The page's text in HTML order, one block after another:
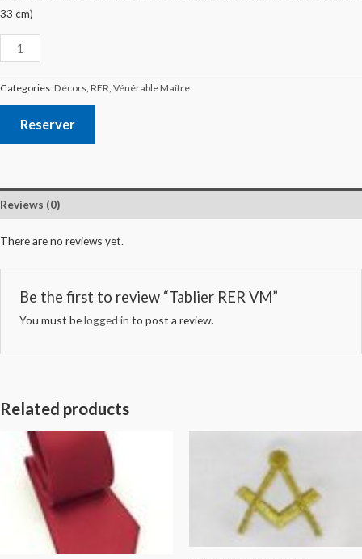
33 cm)
Categories:Décors, RER, Vénérable Maître
Reserver
Reviews (0)
There are no reviews yet.
Be the first to review “Tablier RER VM”
You must belogged in to post a review.
Related products